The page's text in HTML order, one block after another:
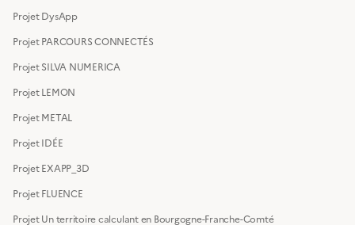
Projet DysApp
Projet PARCOURS CONNECTÉS
Projet SILVA NUMERICA
Projet LEMON
Projet METAL
Projet IDÉE
Projet EXAPP_3D
Projet FLUENCE
Projet Un territoire calculant en Bourgogne-Franche-Comté